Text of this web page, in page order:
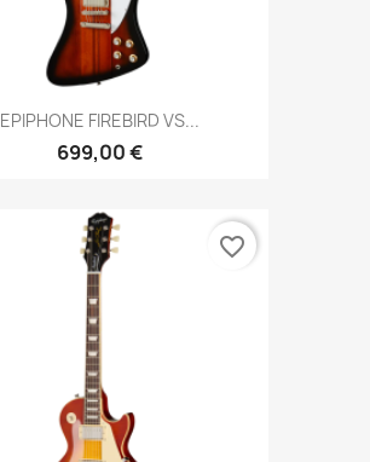
EPIPHONE FIREBIRD VS...
699,00 €
favorite_border